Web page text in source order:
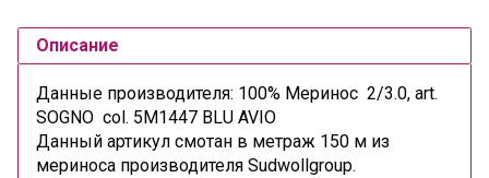
Описание
Данные производителя: 100% Меринос 2/3.0, art.
SOGNO col. 5М1447 BLU AVIO
Данный артикул смотан в метраж 150 м из
мериноса производителя Sudwollgroup.